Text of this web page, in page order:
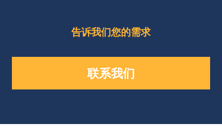
告诉我们您的需求
联系我们